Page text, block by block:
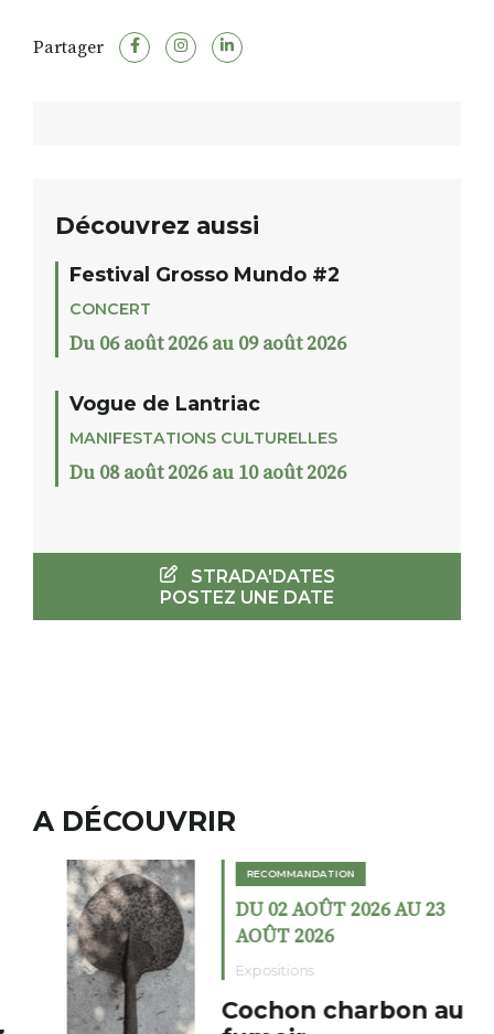
Partager
Découvrez aussi
Festival Grosso Mundo #2
CONCERT
Du 06 août 2026 au 09 août 2026
Vogue de Lantriac
MANIFESTATIONS CULTURELLES
Du 08 août 2026 au 10 août 2026
STRADA'DATES
POSTEZ UNE DATE
A DÉCOUVRIR
RECOMMANDATION
DU 02 AOÛT 2026 AU 23
AOÛT 2026
Expositions
Cochon charbon au